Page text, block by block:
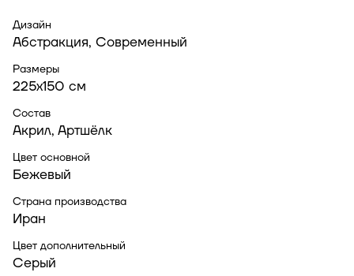
Дизайн
Абстракция, Современный
Размеры
225x150 см
Состав
Акрил, Артшёлк
Цвет основной
Бежевый
Страна производства
Иран
Цвет дополнительный
Серый